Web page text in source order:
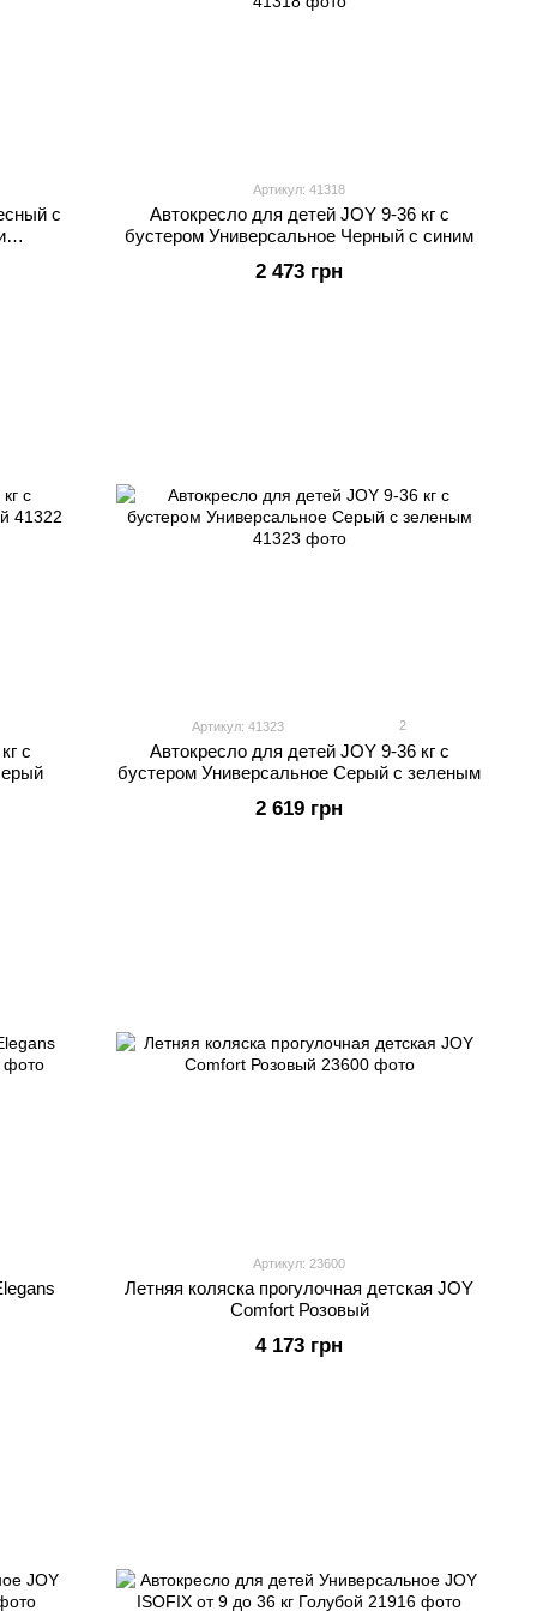
с
Артикул: 41318
Автокресло для детей JOY 9-36 кг с
бустером Универсальное Черный с синим
2 473 грн
с
Артикул: 41323 2
Автокресло для детей JOY 9-36 кг с
бустером Универсальное Серый с зеленым
2 619 грн
Артикул: 23600
Летняя коляска прогулочная детская JOY
Comfort Розовый
4 173 грн